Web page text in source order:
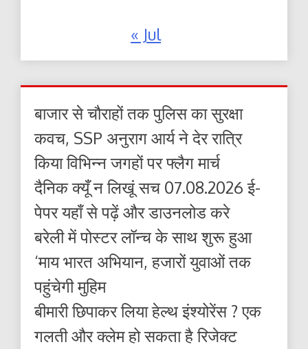
« Jul
बाजार से चौराहों तक पुलिस का सुरक्षा
कवच, SSP अनुराग आर्य ने देर रात्रि
किया विभिन्न जगहों पर फ्लैग मार्च
दैनिक क्यूँ न लिखूं सच 07.08.2026 ई-
पेपर यहाँ से पढ़ें और डाउनलोड करे
बरेली में पोस्टर लॉन्च के साथ शुरू हुआ
‘माय भारत अभियान, हजारों युवाओं तक
पहुंचेगी मुहिम
बीमारी छिपाकर लिया हेल्थ इंश्योरेंस ? एक
गलती और क्लेम हो सकता है रिजेक्ट